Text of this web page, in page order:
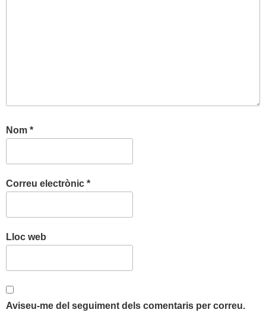
Nom *
Correu electrònic *
Lloc web
Aviseu-me del seguiment dels comentaris per correu.